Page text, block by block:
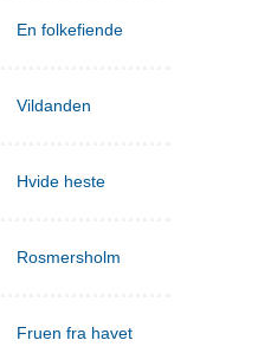
En folkefiende
Vildanden
Hvide heste
Rosmersholm
Fruen fra havet